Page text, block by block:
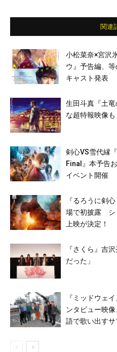
関連
小松菜奈×宮沢
ウ』予告編、
キャスト発表
生田斗真『土
な超特報映像も
剣心VS雪代縁
Final』本予告
イベント開催
『るろうに剣
場で初披露 シ
上映が決定！
『さくら』吉
だった」
『ミッドウェ
ンタビュー映
語で歌い出すサ